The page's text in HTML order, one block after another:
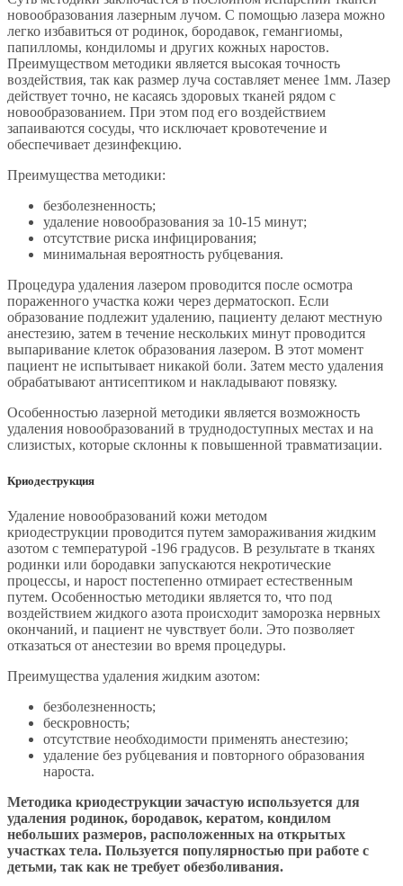
новообразования лазерным лучом. С помощью лазера можно
легко избавиться от родинок, бородавок, гемангиомы,
папилломы, кондиломы и других кожных наростов.
Преимуществом методики является высокая точность
воздействия, так как размер луча составляет менее 1мм. Лазер
действует точно, не касаясь здоровых тканей рядом с
новообразованием. При этом под его воздействием
запаиваются сосуды, что исключает кровотечение и
обеспечивает дезинфекцию.
Преимущества методики:
безболезненность;
удаление новообразования за 10-15 минут;
отсутствие риска инфицирования;
минимальная вероятность рубцевания.
Процедура удаления лазером проводится после осмотра
пораженного участка кожи через дерматоскоп. Если
образование подлежит удалению, пациенту делают местную
анестезию, затем в течение нескольких минут проводится
выпаривание клеток образования лазером. В этот момент
пациент не испытывает никакой боли. Затем место удаления
обрабатывают антисептиком и накладывают повязку.
Особенностью лазерной методики является возможность
удаления новообразований в труднодоступных местах и на
слизистых, которые склонны к повышенной травматизации.
Криодеструкция
Удаление новообразований кожи методом
криодеструкции проводится путем замораживания жидким
азотом с температурой -196 градусов. В результате в тканях
родинки или бородавки запускаются некротические
процессы, и нарост постепенно отмирает естественным
путем. Особенностью методики является то, что под
воздействием жидкого азота происходит заморозка нервных
окончаний, и пациент не чувствует боли. Это позволяет
отказаться от анестезии во время процедуры.
Преимущества удаления жидким азотом:
безболезненность;
бескровность;
отсутствие необходимости применять анестезию;
удаление без рубцевания и повторного образования
нароста.
Методика криодеструкции зачастую используется для
удаления родинок, бородавок, кератом, кондилом
небольших размеров, расположенных на открытых
участках тела. Пользуется популярностью при работе с
детьми, так как не требует обезболивания.